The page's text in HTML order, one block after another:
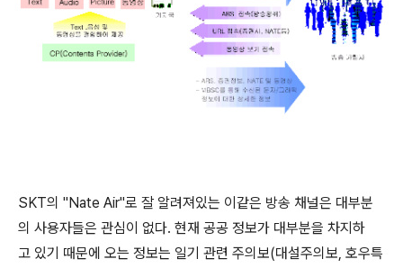
SKT의 "Nate Air"로 잘 알려져있는 이같은 방송 채널은 대부분
의 사용자들은 관심이 없다. 현재 공공 정보가 대부분을 차지하
고 있기 때문에 오는 정보는 일기 관련 주의보(대설주의보, 호우특